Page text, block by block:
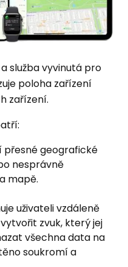
služba vyvinutá pro
poloha zařízení
zařízení.
přesné geografické
nesprávně
mapě.
uživateli vzdáleně
zvuk, který jej
všechna data na
soukromí a